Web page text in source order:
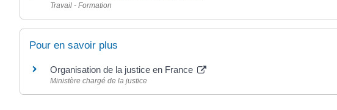
Travail - Formation
Pour en savoir plus
Organisation de la justice en France
Ministère chargé de la justice